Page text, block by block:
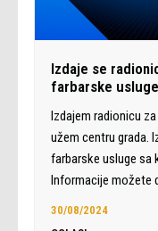
Izdaje se
farbarske
Izdajem radionicu
užem centru grada.
farbarske usluge sa
Informacije možete
30/08/2024